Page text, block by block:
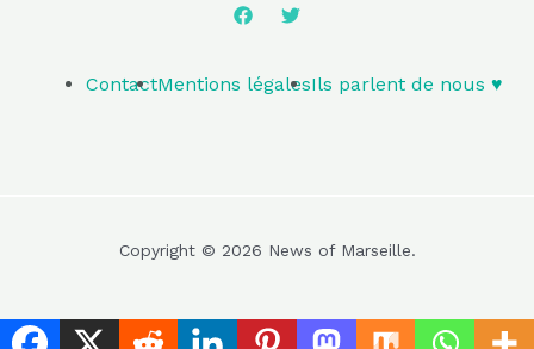
ContactMentions légalesIls parlent de nous ♥️
Copyright © 2026 News of Marseille.